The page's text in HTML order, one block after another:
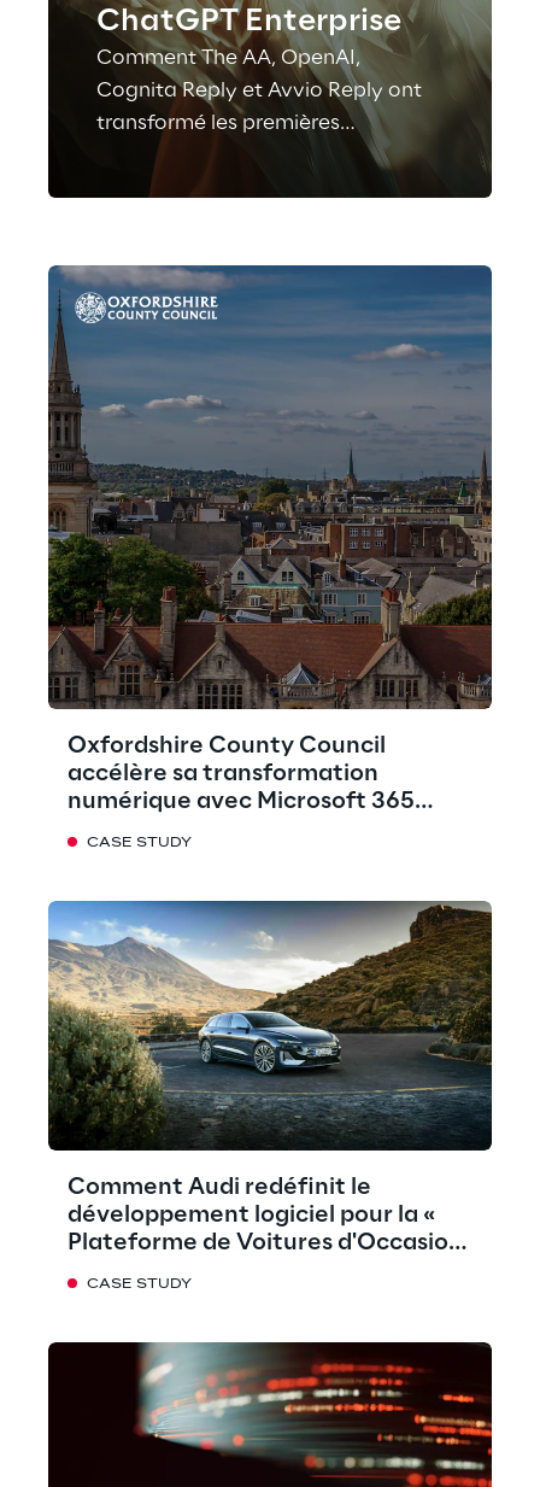
ChatGPT Enterprise
Comment The AA, OpenAI,
Cognita Reply et Avvio Reply ont
transformé les premières
expérimentations en un
programme d’IA structuré, déployé
Oxfordshire County Council
accélère sa transformation
numérique avec Microsoft 365
CASE STUDY
Comment Audi redéfinit le
développement logiciel pour la «
Plateforme de Voitures d'Occasion
CASE STUDY